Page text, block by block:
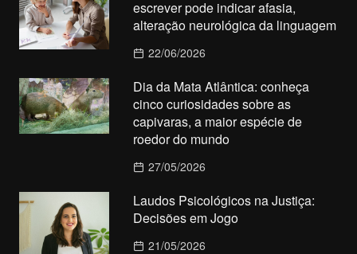
escrever pode indicar afasia,
alteração neurológica da linguagem
22/06/2026
Dia da Mata Atlântica: conheça
cinco curiosidades sobre as
capivaras, a maior espécie de
roedor do mundo
27/05/2026
Laudos Psicológicos na Justiça:
Decisões em Jogo
21/05/2026